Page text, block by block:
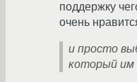
поддержку
очень
и просто
который им